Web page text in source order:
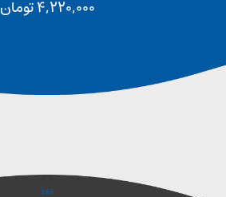
4,220,000تومان